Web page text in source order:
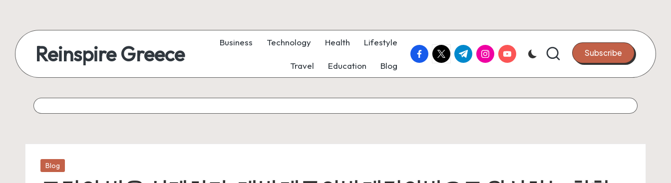
Reinspire Greece Business Technology Health Lifestyle
Travel Education Blog
facebook.com
twitter.com
t.me instagram.com
youtube.com Subscribe
Posted
Blog